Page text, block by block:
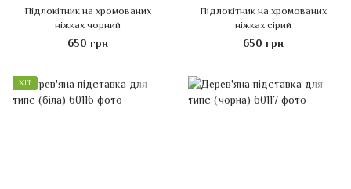
Підлокітник на хромованих
ніжках чорний
650 грн
Підлокітник на хромованих
ніжках сірий
650 грн
ХІТ